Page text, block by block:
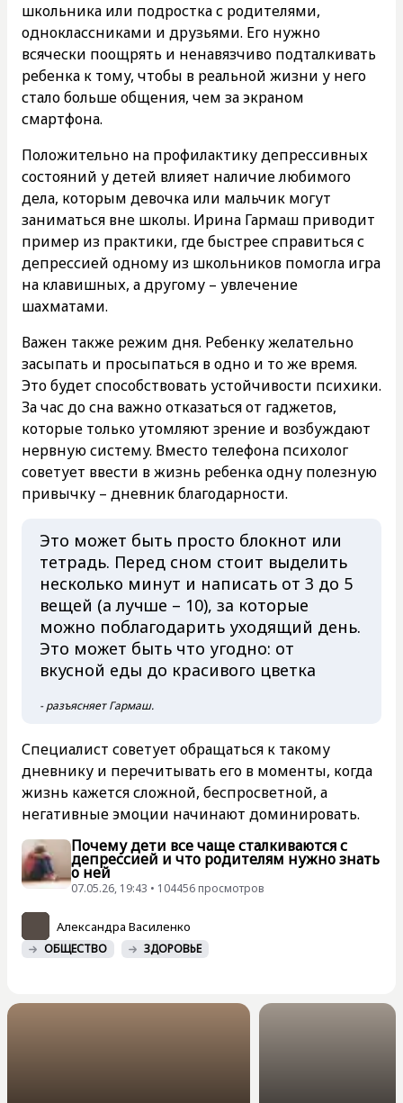
школьника или подростка с родителями,
одноклассниками и друзьями. Его нужно
всячески поощрять и ненавязчиво подталкивать
ребенка к тому, чтобы в реальной жизни у него
стало больше общения, чем за экраном
смартфона.
Положительно на профилактику депрессивных
состояний у детей влияет наличие любимого
дела, которым девочка или мальчик могут
заниматься вне школы. Ирина Гармаш приводит
пример из практики, где быстрее справиться с
депрессией одному из школьников помогла игра
на клавишных, а другому – увлечение
шахматами.
Важен также режим дня. Ребенку желательно
засыпать и просыпаться в одно и то же время.
Это будет способствовать устойчивости психики.
За час до сна важно отказаться от гаджетов,
которые только утомляют зрение и возбуждают
нервную систему. Вместо телефона психолог
советует ввести в жизнь ребенка одну полезную
привычку – дневник благодарности.
Это может быть просто блокнот или
тетрадь. Перед сном стоит выделить
несколько минут и написать от 3 до 5
вещей (а лучше – 10), за которые
можно поблагодарить уходящий день.
Это может быть что угодно: от
вкусной еды до красивого цветка
- разъясняет Гармаш.
Специалист советует обращаться к такому
дневнику и перечитывать его в моменты, когда
жизнь кажется сложной, беспросветной, а
негативные эмоции начинают доминировать.
Почему дети все чаще сталкиваются с
депрессией и что родителям нужно знать
о ней
07.05.26, 19:43 • 104456 просмотров
Александра Василенко
ОБЩЕСТВО ЗДОРОВЬЕ